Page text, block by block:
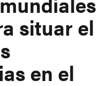
situar el
en el